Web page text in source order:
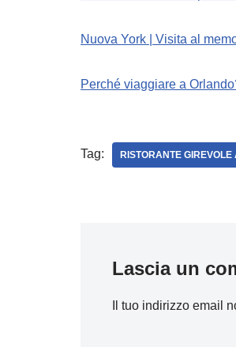
Nuova York | Visita al
Perché viaggiare a
Tag: RISTORANTE
Lascia un
Il tuo indirizzo email